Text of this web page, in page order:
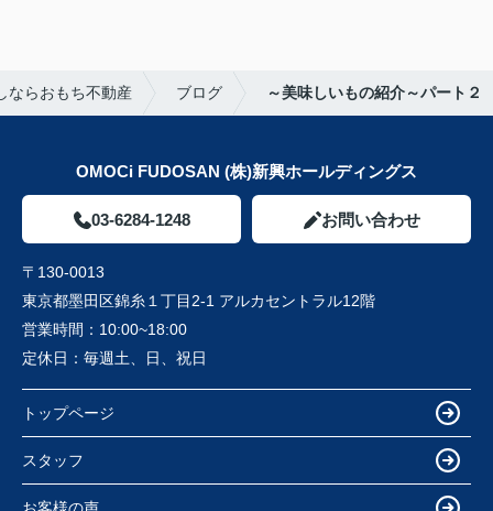
ならおもち不動産 ブログ ～美味しいもの紹介～パート２
OMOCi FUDOSAN (株)新興ホールディングス
03-6284-1248 お問い合わせ
〒130-0013
東京都墨田区錦糸１丁目2-1 アルカセントラル12階
営業時間： 10:00~18:00
定休日： 毎週土、日、祝日
トップページ
スタッフ
お客様の声